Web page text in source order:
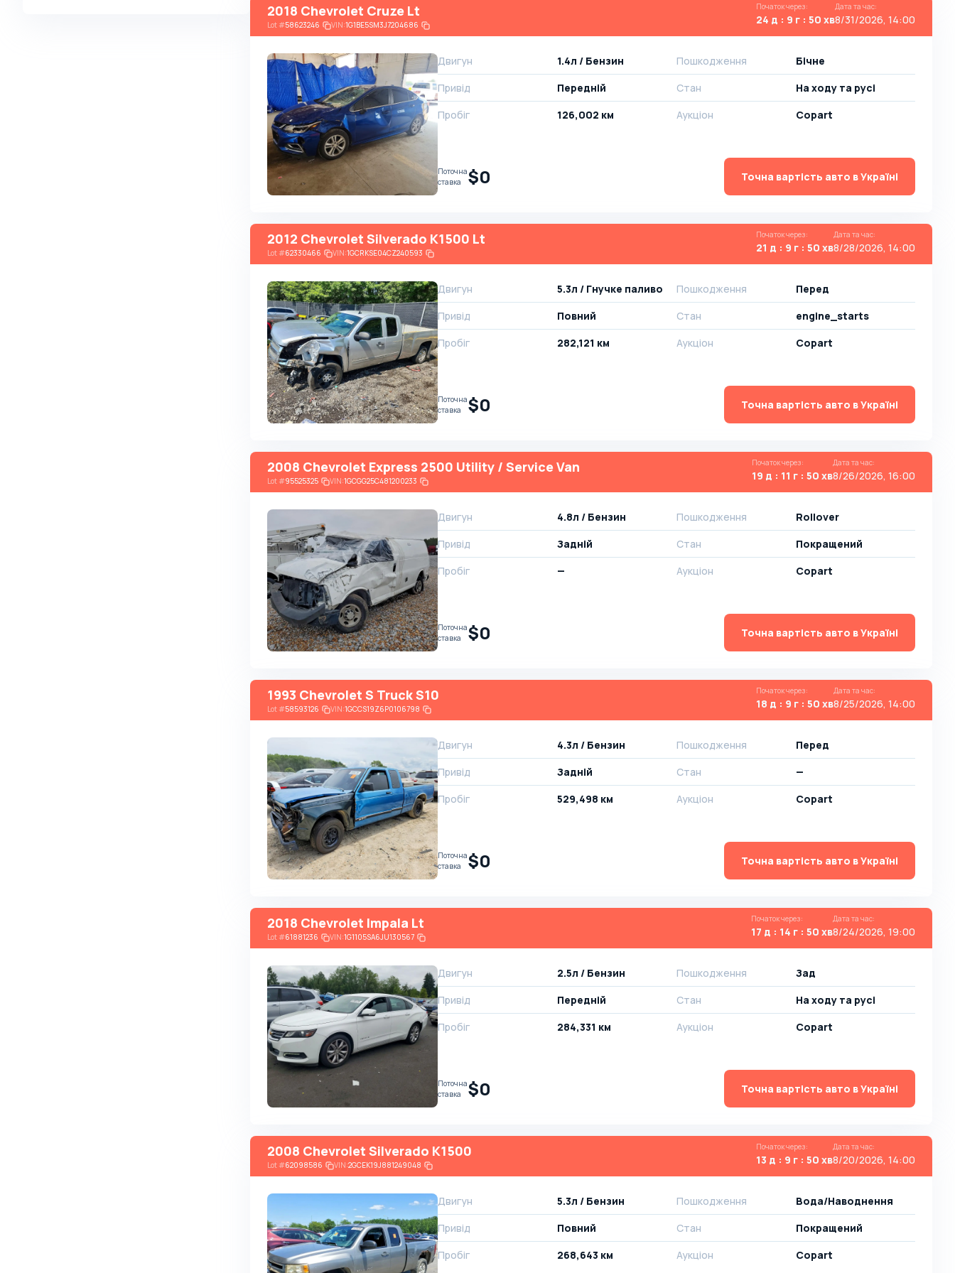
2018 Chevrolet Cruze Lt
Lot#58623246 VIN:1G1BE5SM3J7204686
Початок через:
24 д : 9 г : 50 хв
Дата та час:
8/31/2026, 14:00
Двигун
1.4л / Бензин
Привід
Передній
Пробіг
126,002 км
Пошкодження
Бічне
Стан
На ​​ходу та русі
Аукціон
Copart
Поточна
ставка
$0 Точна вартість авто в Україні
2012 Chevrolet Silverado K1500 Lt
Lot#62330466 VIN:1GCRKSE04CZ240593
Початок через:
21 д : 9 г : 50 хв
Дата та час:
8/28/2026, 14:00
Двигун
5.3л / Гнучке паливо
Привід
Повний
Пробіг
282,121 км
Пошкодження
Перед
Стан
engine_starts
Аукціон
Copart
Поточна
ставка
$0 Точна вартість авто в Україні
2008 Chevrolet Express 2500 Utility / Service Van
Lot#95525325 VIN:1GCGG25C481200233
Початок через:
19 д : 11 г : 50 хв
Дата та час:
8/26/2026, 16:00
Двигун
4.8л / Бензин
Привід
Задній
Пробіг
—
Пошкодження
Rollover
Стан
Покращений
Аукціон
Copart
Поточна
ставка
$0 Точна вартість авто в Україні
1993 Chevrolet S Truck S10
Lot#58593126 VIN:1GCCS19Z6P0106798
Початок через:
18 д : 9 г : 50 хв
Дата та час:
8/25/2026, 14:00
Двигун
4.3л / Бензин
Привід
Задній
Пробіг
529,498 км
Пошкодження
Перед
Стан
—
Аукціон
Copart
Поточна
ставка
$0 Точна вартість авто в Україні
2018 Chevrolet Impala Lt
Lot#61881236 VIN:1G1105SA6JU130567
Початок через:
17 д : 14 г : 50 хв
Дата та час:
8/24/2026, 19:00
Двигун
2.5л / Бензин
Привід
Передній
Пробіг
284,331 км
Пошкодження
Зад
Стан
На ​​ходу та русі
Аукціон
Copart
Поточна
ставка
$0 Точна вартість авто в Україні
2008 Chevrolet Silverado K1500
Lot#62098586 VIN:2GCEK19J881249048
Початок через:
13 д : 9 г : 50 хв
Дата та час:
8/20/2026, 14:00
Двигун
5.3л / Бензин
Привід
Повний
Пробіг
268,643 км
Пошкодження
Вода/Наводнення
Стан
Покращений
Аукціон
Copart